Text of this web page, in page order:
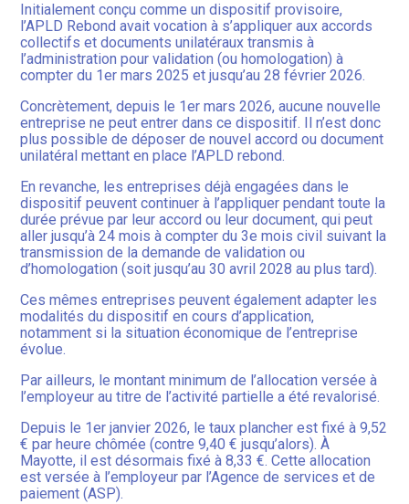
Initialement conçu comme un dispositif provisoire,
l’APLD Rebond avait vocation à s’appliquer aux accords
collectifs et documents unilatéraux transmis à
l’administration pour validation (ou homologation) à
compter du 1er mars 2025 et jusqu’au 28 février 2026.
Concrètement, depuis le 1er mars 2026, aucune nouvelle
entreprise ne peut entrer dans ce dispositif. Il n’est donc
plus possible de déposer de nouvel accord ou document
unilatéral mettant en place l’APLD rebond.
En revanche, les entreprises déjà engagées dans le
dispositif peuvent continuer à l’appliquer pendant toute la
durée prévue par leur accord ou leur document, qui peut
aller jusqu’à 24 mois à compter du 3e mois civil suivant la
transmission de la demande de validation ou
d’homologation (soit jusqu’au 30 avril 2028 au plus tard).
Ces mêmes entreprises peuvent également adapter les
modalités du dispositif en cours d’application,
notamment si la situation économique de l’entreprise
évolue.
Par ailleurs, le montant minimum de l’allocation versée à
l’employeur au titre de l’activité partielle a été revalorisé.
Depuis le 1er janvier 2026, le taux plancher est fixé à 9,52
€ par heure chômée (contre 9,40 € jusqu’alors). À
Mayotte, il est désormais fixé à 8,33 €. Cette allocation
est versée à l’employeur par l’Agence de services et de
paiement (ASP).